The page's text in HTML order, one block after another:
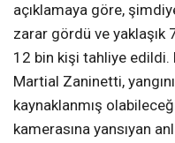
açıklamaya göre,
zarar gördü ve yaklaşık
12 bin kişi tahliye edildi.
Martial Zaninetti,
kaynaklanmış
kamerasına yansıyan